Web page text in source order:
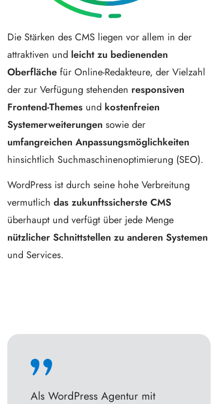
Die Stärken des CMS liegen vor allem in der
attraktiven und leicht zu bedienenden
Oberfläche für Online-Redakteure, der Vielzahl
der zur Verfügung stehenden responsiven
Frontend-Themes und kostenfreien
Systemerweiterungen sowie der
umfangreichen Anpassungsmöglichkeiten
hinsichtlich Suchmaschinenoptimierung (SEO).
WordPress ist durch seine hohe Verbreitung
vermutlich das zukunftssicherste CMS
überhaupt und verfügt über jede Menge
nützlicher Schnittstellen zu anderen Systemen
und Services.
Als WordPress Agentur mit